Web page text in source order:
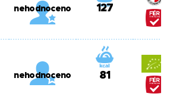
nehodnoceno 127
nehodnoceno 81